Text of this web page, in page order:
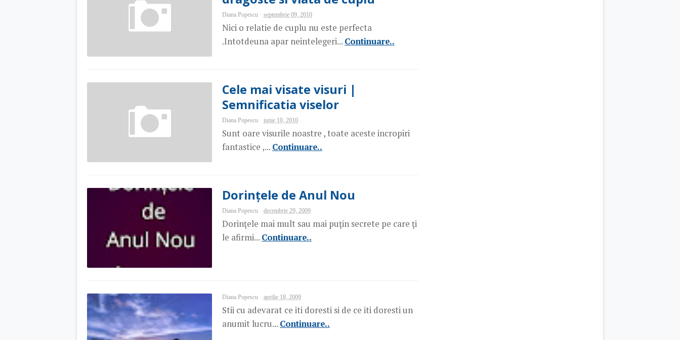
Diana Popescu septembrie 09, 2010
Nici o relatie de cuplu nu este perfecta
.Intotdeuna apar neintelegeri... Continuare..
Cele mai visate visuri |
Semnificatia viselor
Diana Popescu iunie 10, 2010
Sunt oare visurile noastre , toate aceste incropiri
fantastice ,... Continuare..
Dorințele de Anul Nou
Diana Popescu decembrie 29, 2009
Dorinţele mai mult sau mai puţin secrete pe care ţi
le afirmi... Continuare..
Diana Popescu aprilie 18, 2009
Stii cu adevarat ce iti doresti si de ce iti doresti un
anumit lucru... Continuare..